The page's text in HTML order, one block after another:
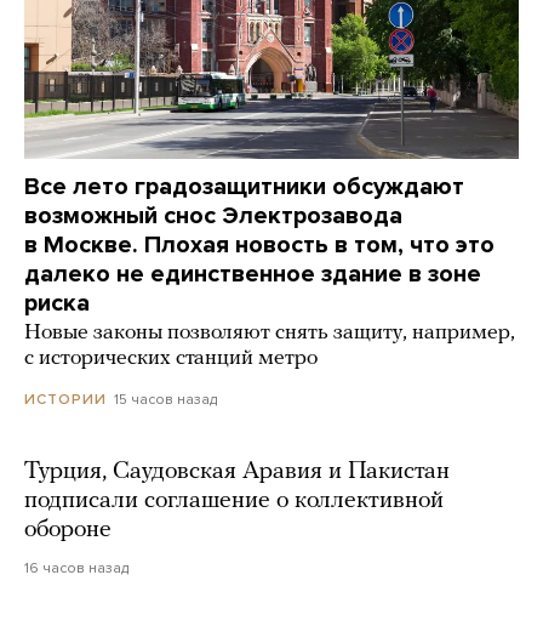
Все лето градозащитники обсуждают
возможный снос Электрозавода
в Москве. Плохая новость в том, что это
далеко не единственное здание в зоне
риска
Новые законы позволяют снять защиту, например,
с исторических станций метро
ИСТОРИИ 15 часов назад
Турция, Саудовская Аравия и Пакистан
подписали соглашение о коллективной
обороне
16 часов назад